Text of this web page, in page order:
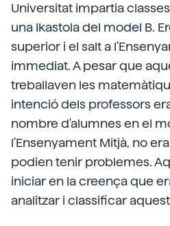
Universitat impartia
una Ikastola del model B.
superior i el salt a
immediat. A pesar que
treballaven les
intenció dels professors
nombre d'alumnes en el
l'Ensenyament Mitjà, no
podien tenir problemes.
iniciar en la creença que
analitzar i classificar